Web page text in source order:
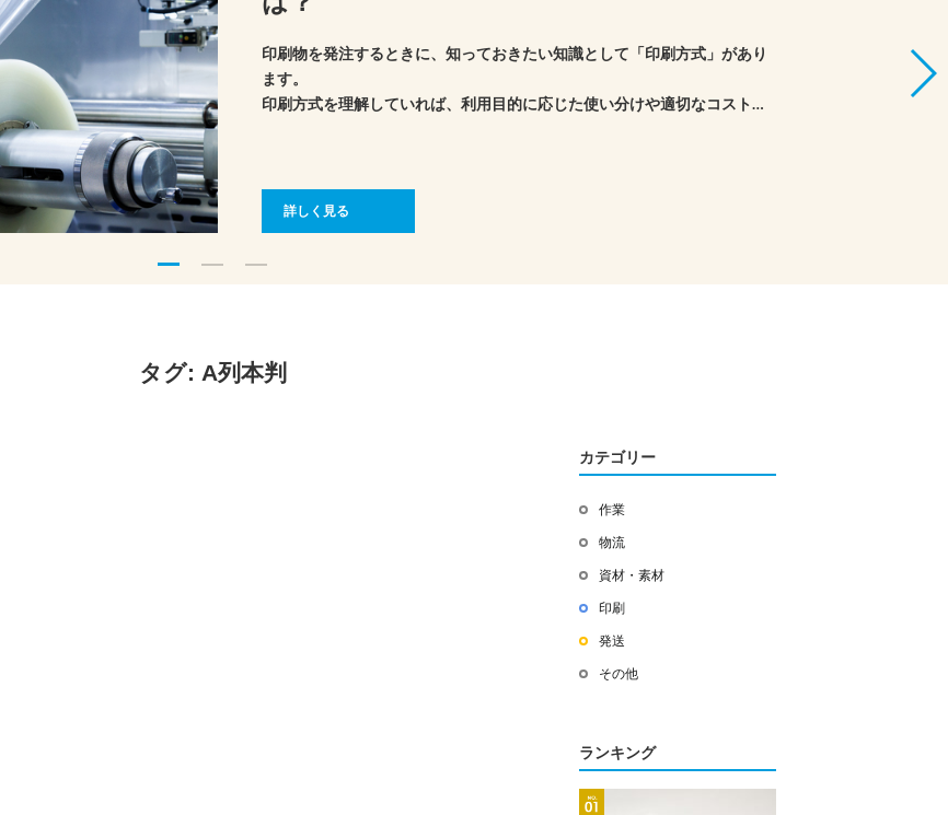
印刷物を発注するときに、知っておきたい知識として「印刷方式」があり
ます。
印刷方式を理解していれば、利用目的に応じた使い分けや適切なコスト管
詳しく見る
タグ: A列本判
カテゴリー
作業
物流
資材・素材
印刷
発送
その他
ランキング